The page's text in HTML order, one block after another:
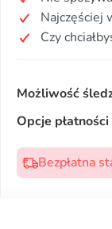
Najczęściej
Czy
Możliwość
Opcje płatności
Bezpłatna